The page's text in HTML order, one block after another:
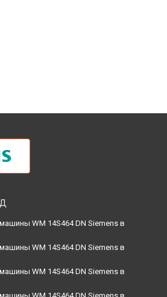
WM 14S464 DN Siemens в
WM 14S464 DN Siemens в
WM 14S464 DN Siemens в